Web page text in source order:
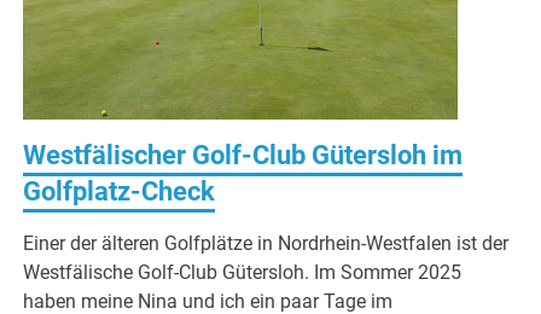
Westfälischer Golf-Club Gütersloh im
Golfplatz-Check
Einer der älteren Golfplätze in Nordrhein-Westfalen ist der
Westfälische Golf-Club Gütersloh. Im Sommer 2025
haben meine Nina und ich ein paar Tage im